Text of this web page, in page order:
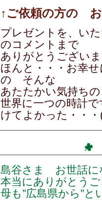
↑ご依頼の方の
プレゼントを、い
のコメントまで
ありがとうござい
ほんと・・・お幸
の そんな
あたたかい気持ち
世界に一つの時計
けてよかった・・・
島谷さま お世話に
本当にありがとう
母も”広島県から”